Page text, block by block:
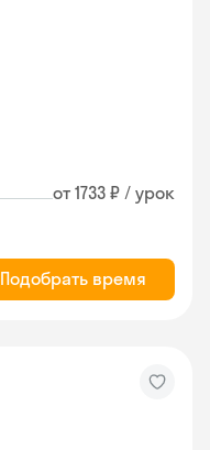
от 1733 ₽ / урок
Подобрать время